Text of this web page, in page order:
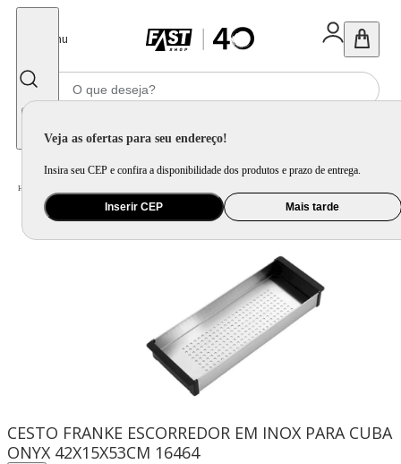
Menu
Veja as ofertas para seu endereço!
Insira seu CEP e confira a disponibilidade dos produtos e prazo de entrega.
Inserir CEP Mais tarde
Home
CESTO FRANKE ESCORREDOR EM INOX PARA CUBA
ONYX 42X15X53CM 16464